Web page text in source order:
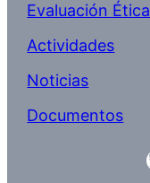
Evaluación Ética
Actividades
Noticias
Documentos